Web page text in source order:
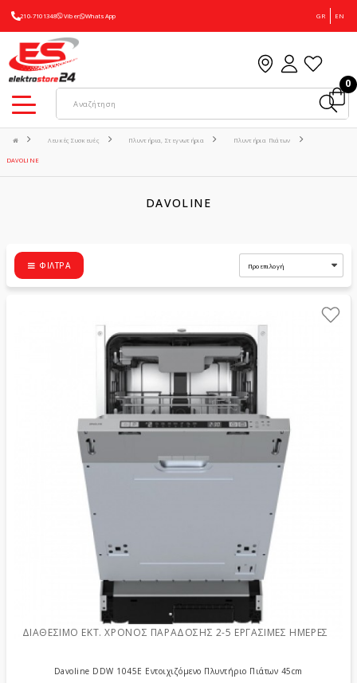
210-7101348 Viber WhatsApp GR EN
0
Λευκές Συσκευές Πλυντήρια, Στεγνωτήρια Πλυντήρια Πιάτων
DAVOLINE
DAVOLINE
ΦΊΛΤΡΑ
ΔΙΑΘΈΣΙΜΟ ΕΚΤ. ΧΡΌΝΟΣ ΠΑΡΆΔΟΣΗΣ 2-5 ΕΡΓΆΣΙΜΕΣ ΗΜΈΡΕΣ
Davoline DDW 1045E Εντοιχιζόμενο Πλυντήριο Πιάτων 45cm